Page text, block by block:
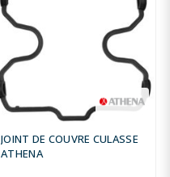
JOINT DE COUVRE CULASSE
ATHENA